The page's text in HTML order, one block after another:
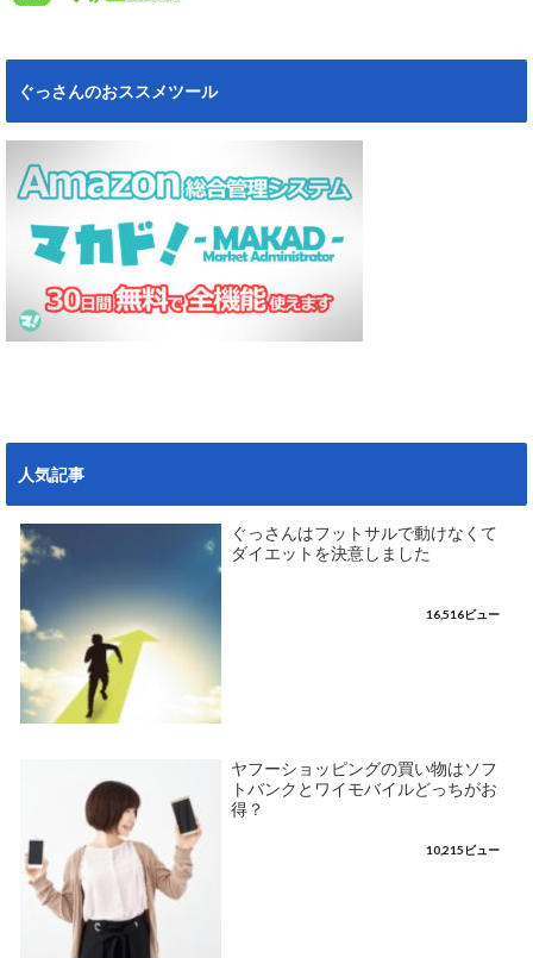
ぐっさんのおススメツール
人気記事
ぐっさんはフットサルで動けなくて
ダイエットを決意しました
16,516ビュー
ヤフーショッピングの買い物はソフ
トバンクとワイモバイルどっちがお
得？
10,215ビュー